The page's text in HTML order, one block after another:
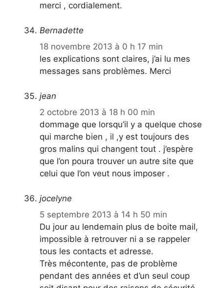
merci , cordialement.
Bernadette
18 novembre 2013 à 0 h 17 min
les explications sont claires, j’ai lu mes
messages sans problèmes. Merci
jean
2 octobre 2013 à 18 h 00 min
dommage que lorsqu’il y a quelque chose
qui marche bien , il ,y est toujours des
gros malins qui changent tout . j’espère
que l’on poura trouver un autre site que
celui que l’on veut nous imposer .
jocelyne
5 septembre 2013 à 14 h 50 min
Du jour au lendemain plus de boite mail,
impossible à retrouver ni a se rappeler
tous les contacts et adresse.
Très mécontente, pas de problème
pendant des années et d’un seul coup